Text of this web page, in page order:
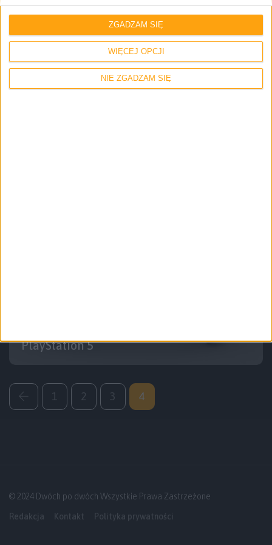
WIĘCEJ OPCJI
NIE ZGADZAM SIĘ
ZGADZAM SIĘ
PlayStation 5
1 2 3 4
© 2024 Dwóch po dwóch Wszystkie Prawa Zastrzeżone
Redakcja Kontakt Polityka prywatności